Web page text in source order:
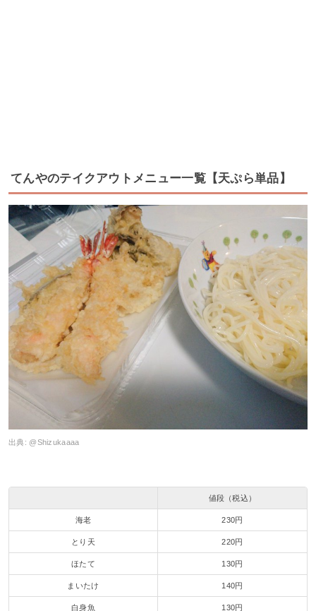
てんやのテイクアウトメニュー一覧【天ぷら単品】
出典: @Shizukaaaa
値段（税込）
海老 230円
とり天 220円
ほたて 130円
まいたけ 140円
白身魚 130円